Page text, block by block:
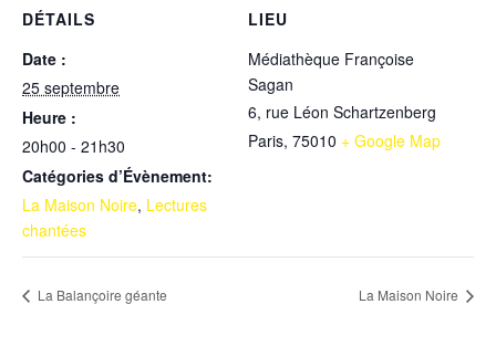
DÉTAILS
Date :
25 septembre
Heure :
20h00 - 21h30
Catégories d’Évènement:
La Maison Noire, Lectures
chantées
LIEU
Médiathèque Françoise
Sagan
6, rue Léon Schartzenberg
Paris, 75010 + Google Map
La Balançoire géante La Maison Noire